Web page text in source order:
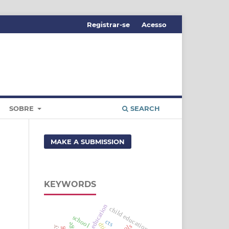
SOBRE SEARCH
Registrar-se Acesso
MAKE A SUBMISSION
KEYWORDS
school child education
cts